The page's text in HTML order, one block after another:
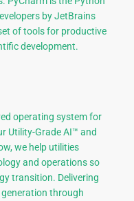
by JetBrains
of tools for productive
development.
operating system for
Utility-Grade AI™ and
we help utilities
and operations so
transition. Delivering
through